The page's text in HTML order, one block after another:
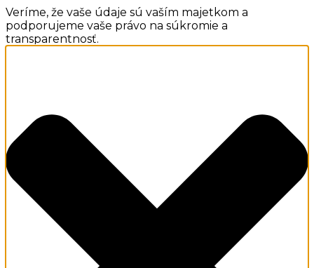
Veríme, že vaše údaje sú vaším majetkom a
podporujeme vaše právo na súkromie a
transparentnosť.